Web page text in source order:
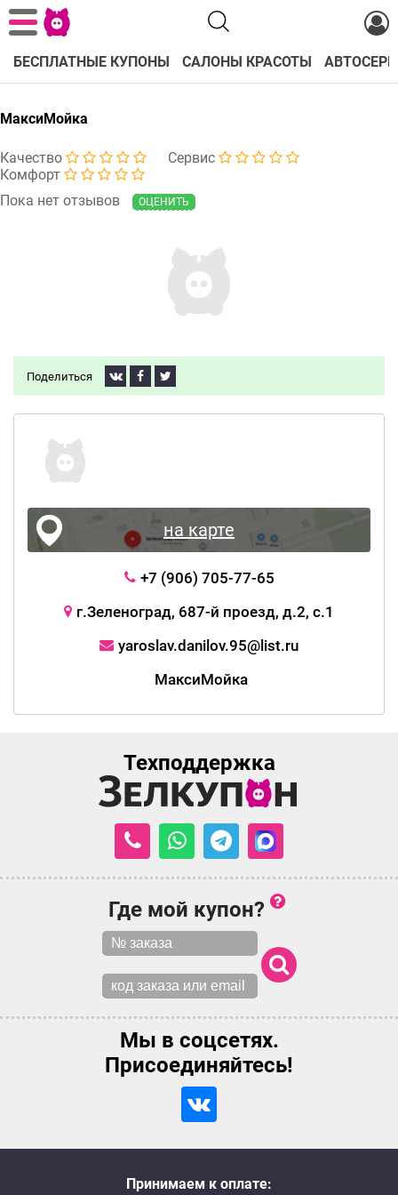
БЕСПЛАТНЫЕ КУПОНЫ САЛОНЫ КРАСОТЫ
МаксиМойка
Качество
Сервис
Комфорт
Пока нет отзывов
ОЦЕНИТЬ
Поделиться
на карте
+7 (906) 705-77-65
г.Зеленоград, 687-й проезд, д.2, с.1
yaroslav.danilov.95@list.ru
МаксиМойка
Техподдержка
Где мой купон?
Мы в соцсетях.
Присоединяйтесь!
Принимаем к оплате: